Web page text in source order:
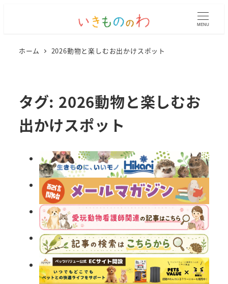
MENU
ホーム 2026動物と楽しむお出かけスポット
タグ: 2026動物と楽しむお
出かけスポット